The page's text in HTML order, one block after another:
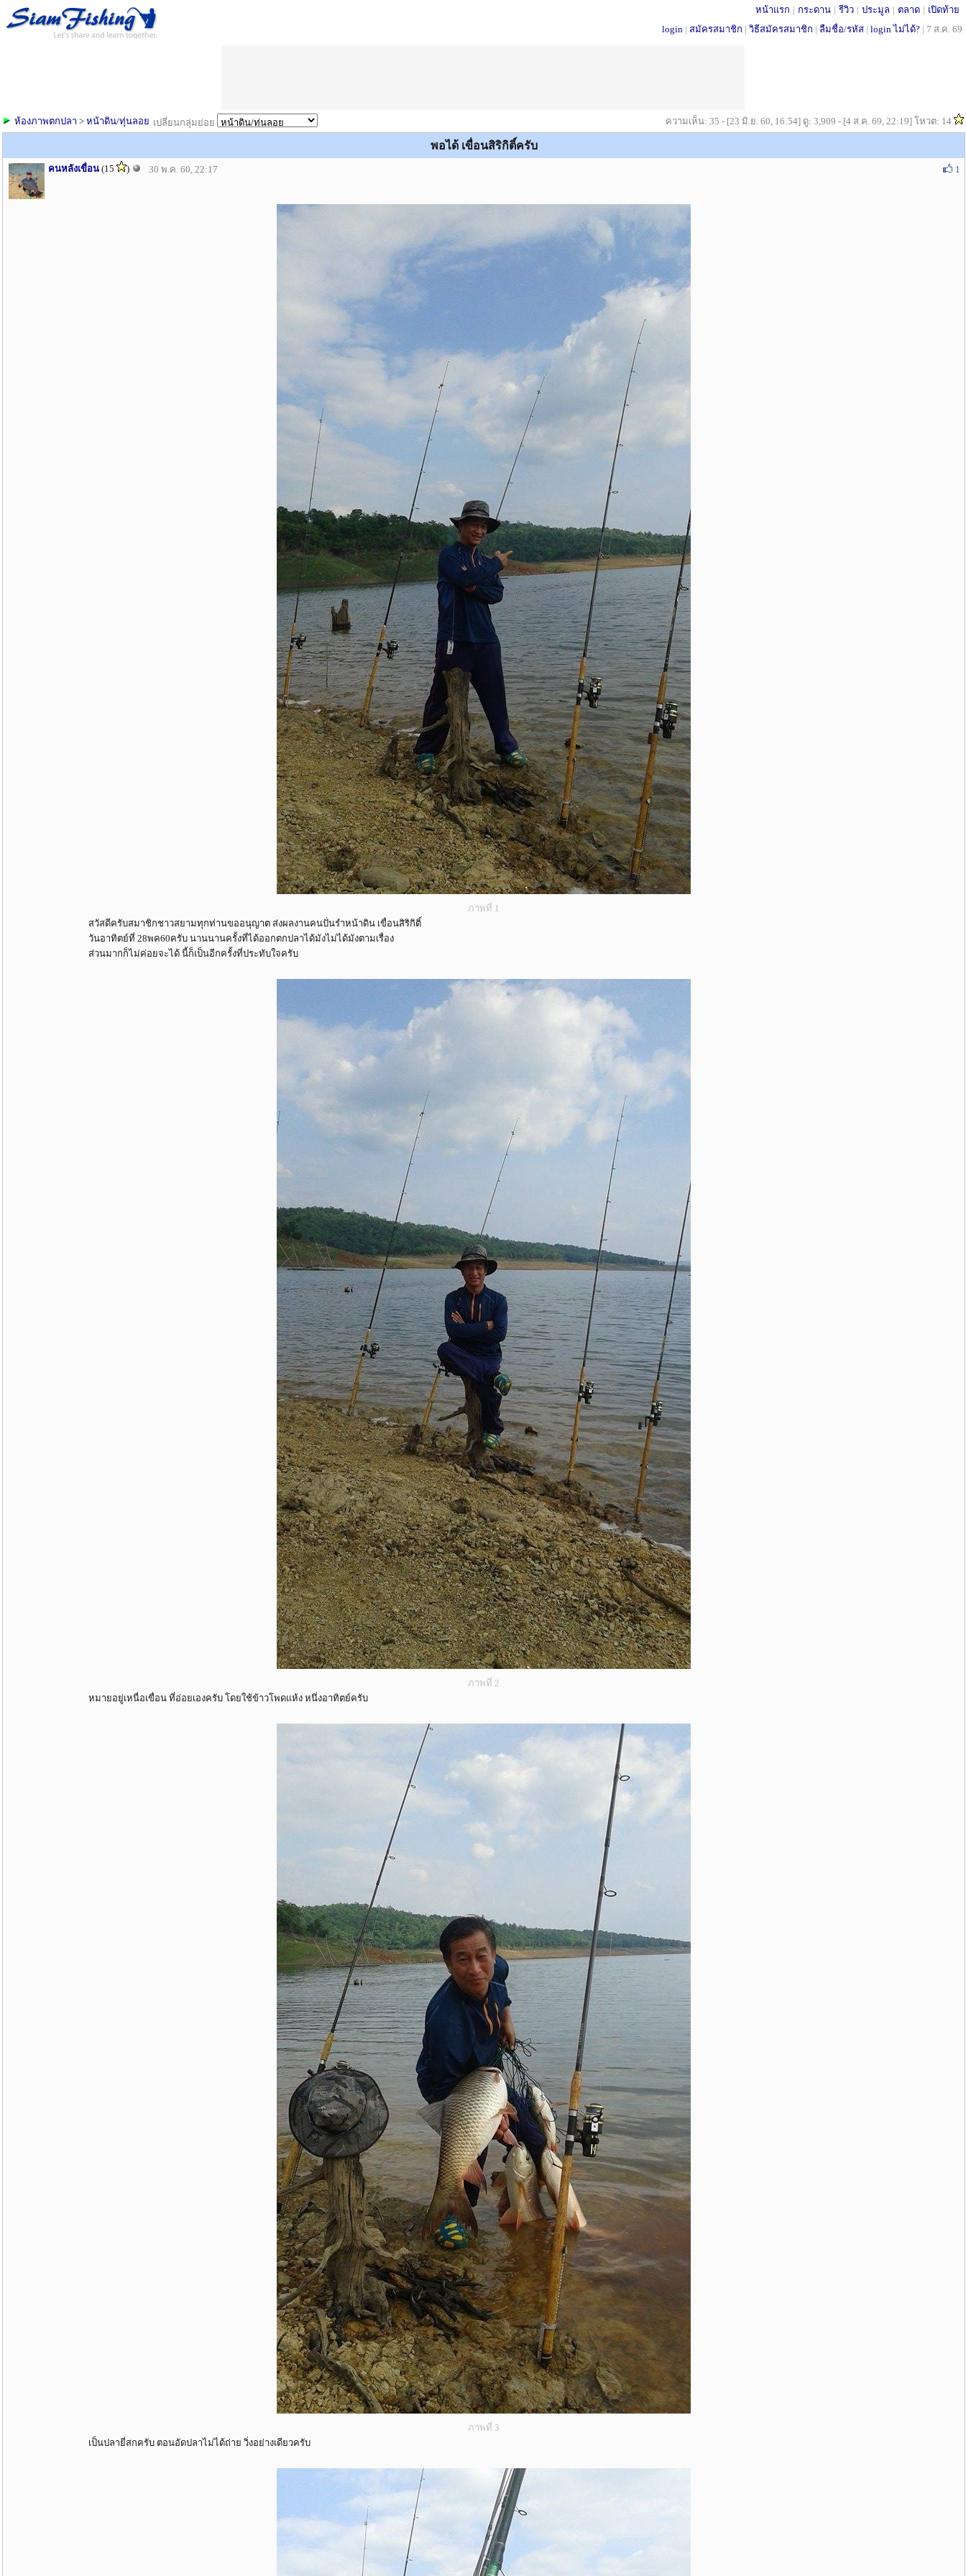
หน้าแรก | กระดาน | รีวิว | ประมูล | ตลาด | เปิดท้าย
login | สมัครสมาชิก | วิธีสมัครสมาชิก | ลืมชื่อ/รหัส | login ไม่ได้? | 7 ส.ค. 69
เปลี่ยนกลุ่มย่อย
ห้องภาพตกปลา > หน้าดิน/ทุ่นลอย ความเห็น: 35 - [23 มิ.ย. 60, 16:54] ดู: 3,909 - [4 ส.ค. 69, 22:19] โหวต: 14
พอได้ เขื่อนสิริกิติ์ครับ
คนหลังเขื่อน (15 ) 30 พ.ค. 60, 22:17 1
ภาพที่ 1
สวัสดีครับสมาชิกชาวสยามทุกท่านขออนุญาต ส่งผลงานคนปั่นรำหน้าดิน เขื่อนสิริกิติ์
วันอาทิตย์ที่ 28พค60ครับ นานนานครั้งที่ได้ออกตกปลาได้มังไม่ได้มังตามเรื่อง
ส่วนมากก็ไม่ค่อยจะได้ นี้ก็เป็นอีกครั้งที่ประทับใจครับ
ภาพที่ 2
หมายอยู่เหนื่อเขื่อน ที่อ่อยเองครับ โดยใช้ข้าวโพดแห้ง หนึ่งอาทิตย์ครับ
ภาพที่ 3
เป็นปลายี่สกครับ ตอนอัดปลาไม่ได้ถ่าย วิ่งอย่างเดียวครับ